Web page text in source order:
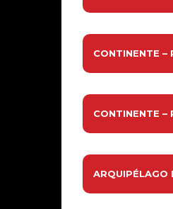
CONTINENTE –
CONTINENTE –
ARQUIPÉLAGO